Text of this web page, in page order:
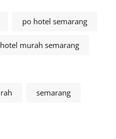
po hotel semarang
murah semarang
semarang